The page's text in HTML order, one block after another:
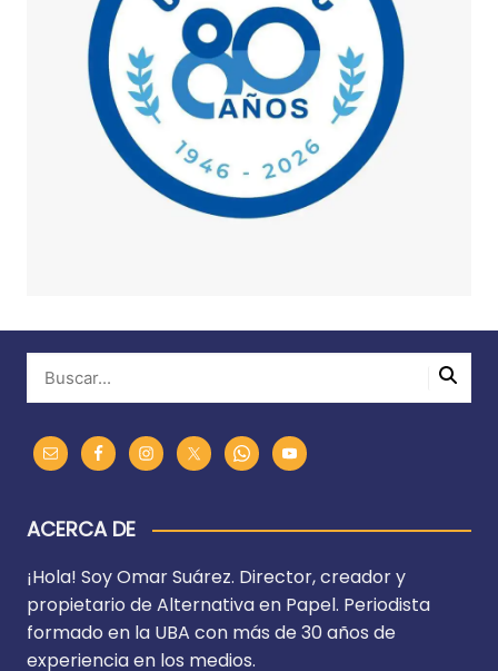
ACERCA DE
¡Hola! Soy Omar Suárez. Director, creador y
propietario de Alternativa en Papel. Periodista
formado en la UBA con más de 30 años de
experiencia en los medios.